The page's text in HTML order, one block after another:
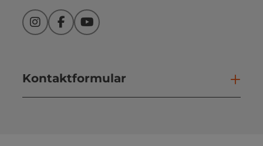
InstagramFacebookYouTube
Kontaktformular